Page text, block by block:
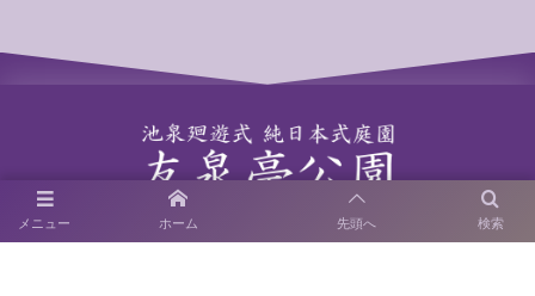
メニュー 検索
ホーム 先頭へ